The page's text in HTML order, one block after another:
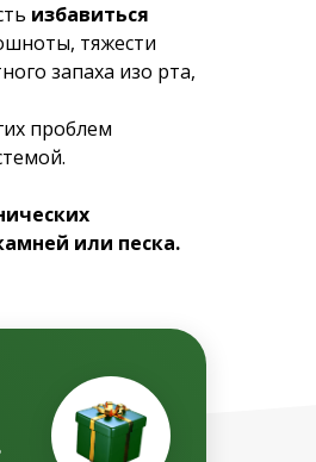
избавиться
тяжести
запаха изо рта,
проблем
или песка.